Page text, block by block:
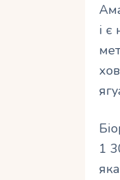
і
1